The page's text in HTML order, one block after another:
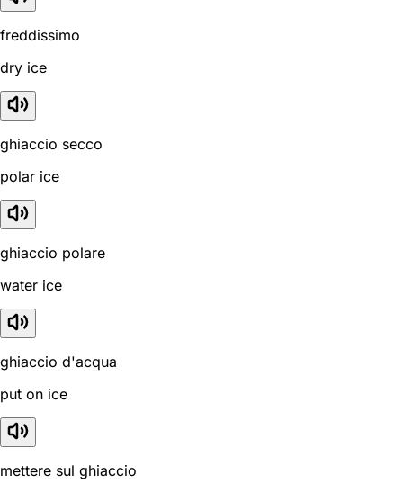
freddissimo
dry ice
ghiaccio secco
polar ice
ghiaccio polare
water ice
ghiaccio d'acqua
put on ice
mettere sul ghiaccio